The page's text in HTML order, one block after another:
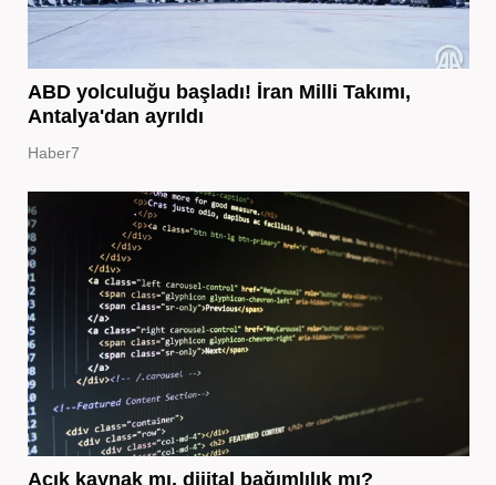
ABD yolculuğu başladı! İran Milli Takımı,
Antalya'dan ayrıldı
Haber7
Açık kaynak mı, dijital bağımlılık mı?